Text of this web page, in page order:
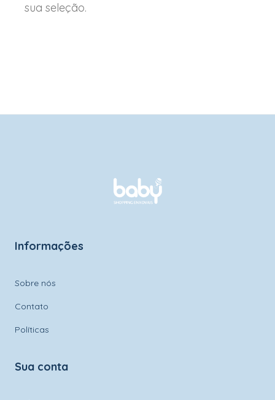
sua seleção.
Informações
Sobre nós
Contato
Políticas
Sua conta